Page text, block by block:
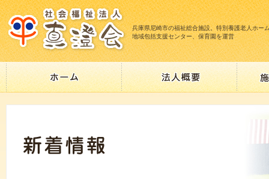
兵庫県尼崎市の福祉総合施設。特別養護老人ホー
地域包括支援センター、保育園を運営